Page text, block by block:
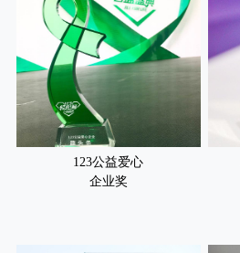
123公益爱心
企业奖